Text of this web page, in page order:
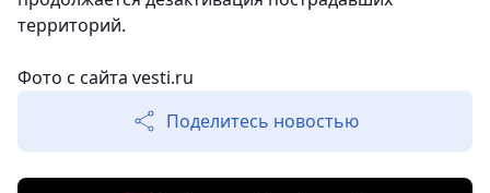
территорий.
Фото с сайта vesti.ru
Поделитесь новостью